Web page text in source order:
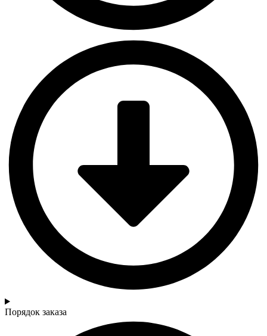
Порядок заказа